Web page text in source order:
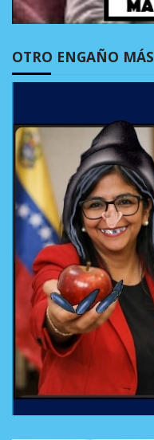
OTRO ENGAÑO MÁS